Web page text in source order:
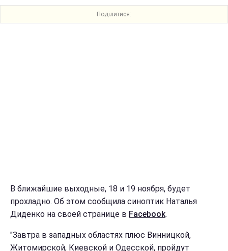
Поділитися:
В ближайшие выходные, 18 и 19 ноября, будет
прохладно. Об этом сообщила синоптик Наталья
Диденко на своей странице в Facebook.
"Завтра в западных областях плюс Винницкой,
Житомирской, Киевской и Одесской, пройдут